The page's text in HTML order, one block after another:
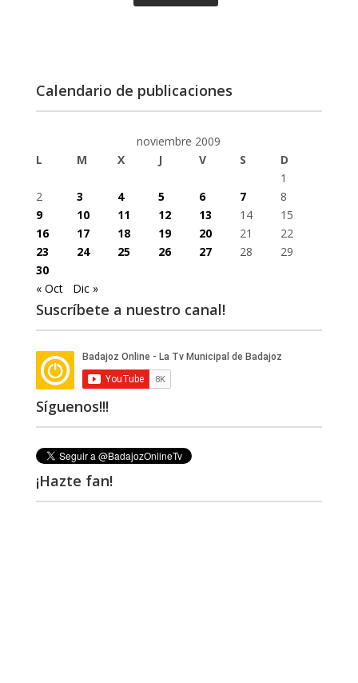
Calendario de publicaciones
noviembre 2009
L
M X J V S
D
1
2
3 4 5 6 7
8
9
10 11 12 13 14
15
16
17 18 19 20 21
22
23
24 25 26 27 28
29
30
« Oct
Dic »
Suscríbete a nuestro canal!
Síguenos!!!
¡Hazte fan!